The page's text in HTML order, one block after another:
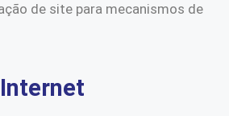
de site para mecanismos de